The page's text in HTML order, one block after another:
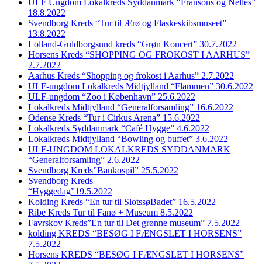
ULF Ungdom Lokalkreds Syddanmark “Fransons og Nelles”
18.8.2022
Svendborg Kreds “Tur til Ærø og Flaskeskibsmuseet”
13.8.2022
Lolland-Guldborgsund kreds “Grøn Koncert” 30.7.2022
Horsens Kreds “SHOPPING OG FROKOST I AARHUS”
2.7.2022
Aarhus Kreds “Shopping og frokost i Aarhus” 2.7.2022
ULF-ungdom Lokalkreds Midtjylland “Flammen” 30.6.2022
ULF-ungdom “Zoo i København” 25.6.2022
Lokalkreds Midtjylland “Generalforsamling” 16.6.2022
Odense Kreds “Tur i Cirkus Arena” 15.6.2022
Lokalkreds Syddanmark “Café Hygge” 4.6.2022
Lokalkreds Midtjylland “Bowling og buffet” 3.6.2022
ULF-UNGDOM LOKALKREDS SYDDANMARK
“Generalforsamling” 2.6.2022
Svendborg Kreds”Bankospil” 25.5.2022
Svendborg Kreds
“Hyggedag”19.5.2022
Kolding Kreds “En tur til SlotssøBadet” 16.5.2022
Ribe Kreds Tur til Fanø + Museum 8.5.2022
Favrskov Kreds”En tur til Det grønne museum” 7.5.2022
kolding KREDS “BESØG I FÆNGSLET I HORSENS”
7.5.2022
Horsens KREDS “BESØG I FÆNGSLET I HORSENS”